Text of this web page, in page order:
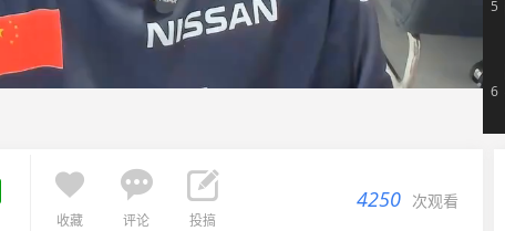
5
6

收藏

评论

投搞
4250 次观看